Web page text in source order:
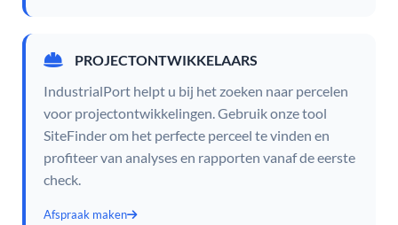
PROJECTONTWIKKELAARS
IndustrialPort helpt u bij het zoeken naar percelen
voor projectontwikkelingen. Gebruik onze tool
SiteFinder om het perfecte perceel te vinden en
profiteer van analyses en rapporten vanaf de eerste
check.
Afspraak maken